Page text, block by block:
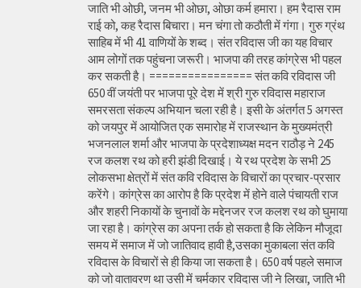
जाति भी ओछी, जनम भी ओछा, ओछा कर्म हमारा। हम रैदास राम
राई को, कह रैदास बिचारा। मन चंगा तो कठौती में गंगा। गुरु ग्रंथ
साहिब में भी 41 वाणियों के शब्द। संत रविदास जी का यह विचार
आम लोगों तक पहुंचना जरूरी। भाजपा की तरह कांग्रेस भी पहल
कर सकती है। ================ संत कवि रविदास जी
650 वीं जयंती पर भाजपा पूरे देश में श्री गुरु रविदास महाराज
समरसता संकल्प अभियान चला रही है। इसी के अंतर्गत 5 अगस्त
को जयपुर में आयोजित एक समारोह में राजस्थान के मुख्यमंत्री
भजनलाल शर्मा और भाजपा के प्रदेशाध्यक्ष मदन राठौड़ ने 245
रज कलश रथ को हरी झंडी दिखाई। ये रथ प्रदेश के सभी 25
लोकसभा क्षेत्रों में संत कवि रविदास के विचारों का प्रचार-प्रसार
करेंगे। कांग्रेस का आरोप है कि प्रदेश में होने वाले पंचायती राज
और शहरी निकायों के चुनावों के मद्देनजर रज कलश रथ को घुमाया
जा रहा है। कांग्रेस का अपना तर्क हो सकता है कि लेकिन मौजूदा
समय में समाज में जो जातिवाद हावी है,उसका मुकाबला संत कवि
रविदास के विचारों से ही किया जा सकता है। 650 वर्ष पहले समाज
को जो वातावरण था उसी में चर्मकार रविदास जी ने लिखा, जाति भी